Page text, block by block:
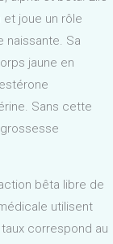
joue un rôle
naissante. Sa
jaune en
Sans cette
bêta libre de
utilisent
correspond au